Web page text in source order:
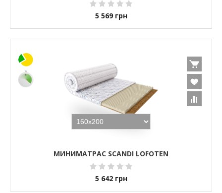
5 569 грн
МИНИМАТРАС SCANDI LOFOTEN
5 642 грн